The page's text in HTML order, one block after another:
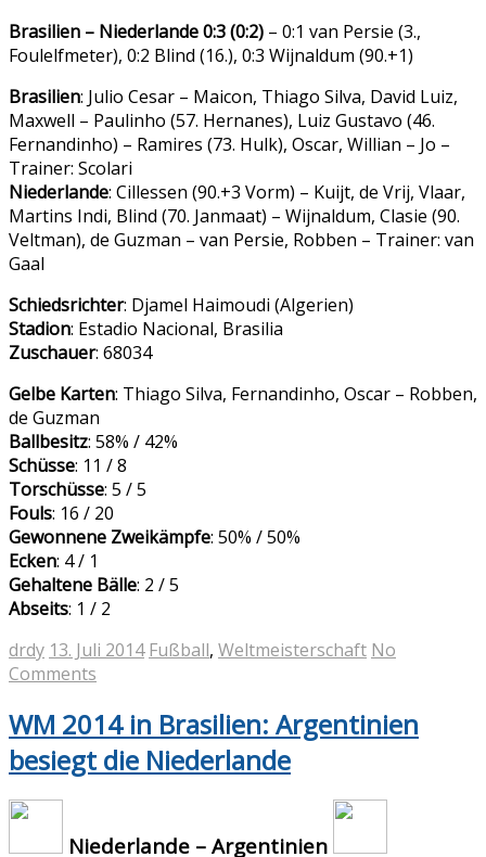
Brasilien – Niederlande 0:3 (0:2) – 0:1 van Persie (3.,
Foulelfmeter), 0:2 Blind (16.), 0:3 Wijnaldum (90.+1)
Brasilien: Julio Cesar – Maicon, Thiago Silva, David Luiz,
Maxwell – Paulinho (57. Hernanes), Luiz Gustavo (46.
Fernandinho) – Ramires (73. Hulk), Oscar, Willian – Jo –
Trainer: Scolari
Niederlande: Cillessen (90.+3 Vorm) – Kuijt, de Vrij, Vlaar,
Martins Indi, Blind (70. Janmaat) – Wijnaldum, Clasie (90.
Veltman), de Guzman – van Persie, Robben – Trainer: van
Gaal
Schiedsrichter: Djamel Haimoudi (Algerien)
Stadion: Estadio Nacional, Brasilia
Zuschauer: 68034
Gelbe Karten: Thiago Silva, Fernandinho, Oscar – Robben,
de Guzman
Ballbesitz: 58% / 42%
Schüsse: 11 / 8
Torschüsse: 5 / 5
Fouls: 16 / 20
Gewonnene Zweikämpfe: 50% / 50%
Ecken: 4 / 1
Gehaltene Bälle: 2 / 5
Abseits: 1 / 2
drdy 13. Juli 2014 Fußball, Weltmeisterschaft No
Comments
WM 2014 in Brasilien: Argentinien
besiegt die Niederlande
Niederlande – Argentinien